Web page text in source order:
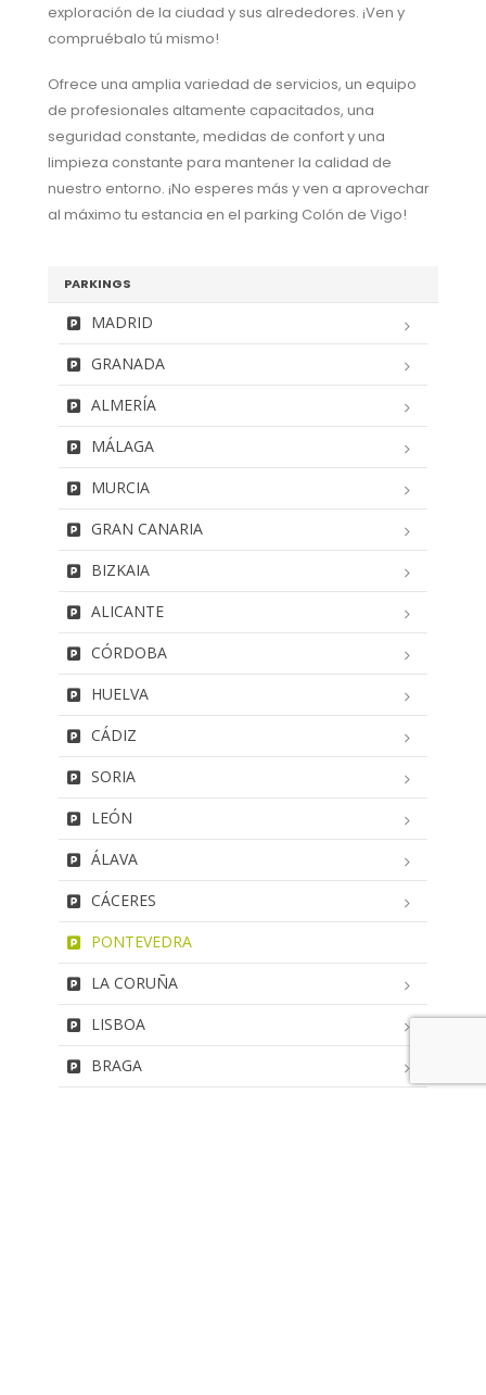
exploración de la ciudad y sus alrededores. ¡Ven y
compruébalo tú mismo!
Ofrece una amplia variedad de servicios, un equipo
de profesionales altamente capacitados, una
seguridad constante, medidas de confort y una
limpieza constante para mantener la calidad de
nuestro entorno. ¡No esperes más y ven a aprovechar
al máximo tu estancia en el parking Colón de Vigo!
PARKINGS
MADRID
GRANADA
ALMERÍA
MÁLAGA
MURCIA
GRAN CANARIA
BIZKAIA
ALICANTE
CÓRDOBA
HUELVA
CÁDIZ
SORIA
LEÓN
ÁLAVA
CÁCERES
PONTEVEDRA
LA CORUÑA
LISBOA
BRAGA